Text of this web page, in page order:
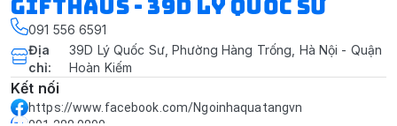
Gifthaus - 39D Lý Quốc Sư
091 556 6591
Địa
chỉ:
39D Lý Quốc Sư, Phường Hàng Trống, Hà Nội - Quận
Hoàn Kiếm
Kết nối
https://www.facebook.com/Ngoinhaquatangvn